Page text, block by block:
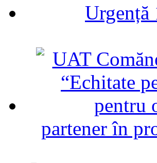
partener în